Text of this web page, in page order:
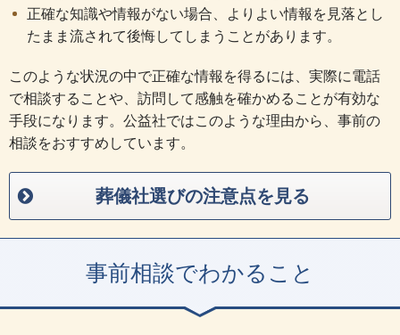
正確な知識や情報がない場合、よりよい情報を見落とし
たまま流されて後悔してしまうことがあります。
このような状況の中で正確な情報を得るには、実際に電話
で相談することや、訪問して感触を確かめることが有効な
手段になります。公益社ではこのような理由から、事前の
相談をおすすめしています。
葬儀社選びの注意点を見る
事前相談でわかること